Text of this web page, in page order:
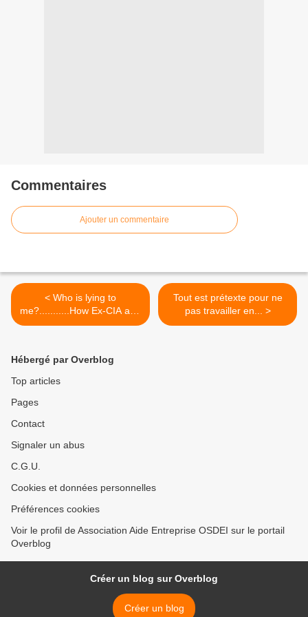
Commentaires
Ajouter un commentaire
< Who is lying to
me?...........How Ex-CIA and
FBI...
Tout est prétexte pour ne
pas travailler en... >
Hébergé par Overblog
Top articles
Pages
Contact
Signaler un abus
C.G.U.
Cookies et données personnelles
Préférences cookies
Voir le profil de Association Aide Entreprise OSDEI sur le portail
Overblog
Créer un blog sur Overblog
Créer un blog